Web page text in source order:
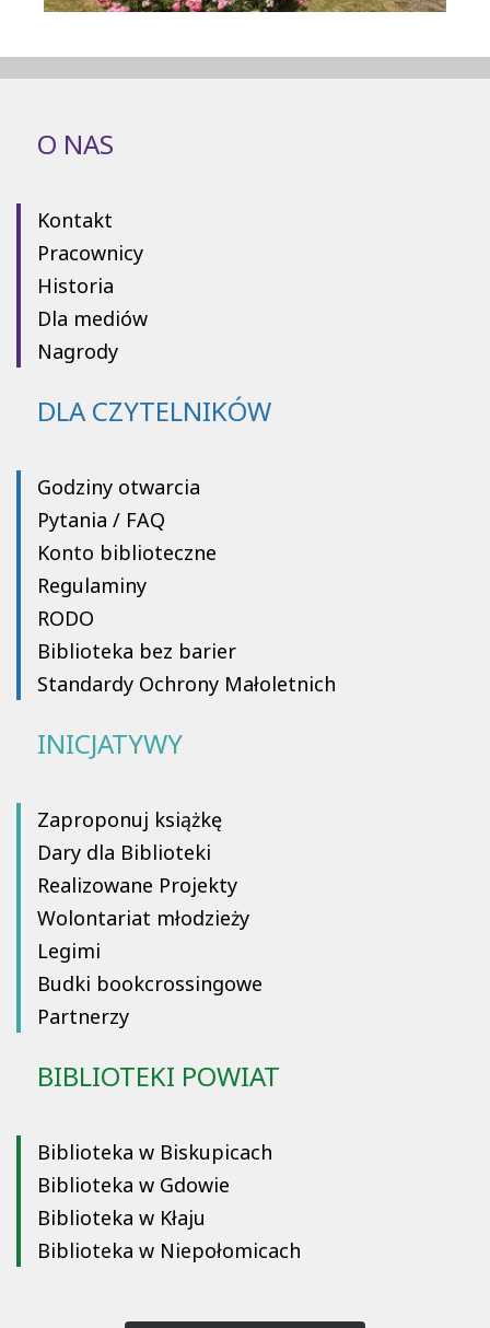
O NAS
Kontakt
Pracownicy
Historia
Dla mediów
Nagrody
DLA CZYTELNIKÓW
Godziny otwarcia
Pytania / FAQ
Konto biblioteczne
Regulaminy
RODO
Biblioteka bez barier
Standardy Ochrony Małoletnich
INICJATYWY
Zaproponuj książkę
Dary dla Biblioteki
Realizowane Projekty
Wolontariat młodzieży
Legimi
Budki bookcrossingowe
Partnerzy
BIBLIOTEKI POWIAT
Biblioteka w Biskupicach
Biblioteka w Gdowie
Biblioteka w Kłaju
Biblioteka w Niepołomicach